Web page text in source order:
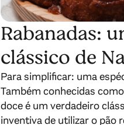
Rabanadas:
clássico de
Para simplificar: uma
Também conhecidas
doce é um verdadeiro
inventiva de utilizar o pão